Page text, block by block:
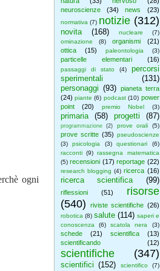
neuroscienze
(34) news (23)
normativa (7) notizie (312)
novita (168) nucleare
(7)
ominazione
(8) organismi
(21)
ottica
(15) paleontologia (3)
particelle elementari (16)
passaggi di stato (4)
percorsi
sperimentali
(131)
personaggi (93)
pianeta terra
(24) piante (6) podcast (10) power
point
(20) premio Nobel (3)
primaria (58) progetti (87)
programmazione (2) prove orali (5)
prove scritte (35) pseudoscienze
(3)
psicologia (3) questionari
(6)
racconti (9) rassegna matematica
(5) recensioni (17) reportage (22)
research blogging (4) ricerca (16)
ricerca scientifica (99)
riflessioni (51)
risorse
(540)
riviste scientifiche (26)
robotica (8) salute (114) saperi e
conoscenza
(6) scatola nera (3)
schede (21) scientifica
(13)
scientificando
(12)
scientifiche (347)
scientifici (152) scientifico (7)
ogni